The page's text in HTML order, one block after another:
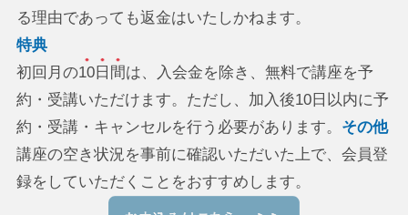
る理由であっても返金はいたしかねます。
特典
初回月の10日間は、入会金を除き、無料で講座を予
約・受講いただけます。ただし、加入後10日以内に予
約・受講・キャンセルを行う必要があります。 その他
講座の空き状況を事前に確認いただいた上で、会員登
録をしていただくことをおすすめします。